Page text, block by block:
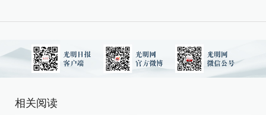
相关阅读